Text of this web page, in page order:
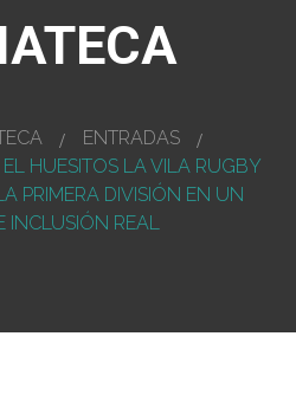
ENTRADAS
HUESITOS LA VILA RUGBY
PRIMERA DIVISIÓN EN UN
INCLUSIÓN REAL